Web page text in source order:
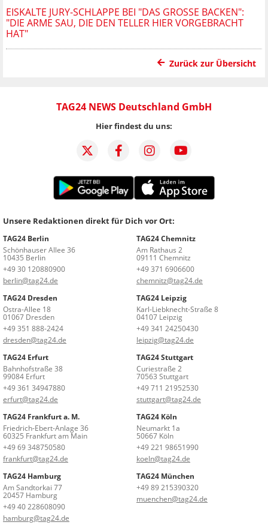
EISKALTE JURY-SCHLAPPE BEI "DAS GROSSE BACKEN": "
DIE ARME SAU, DIE DEN TELLER HIER VORGEBRACHT H
AT"
Zurück zur Übersicht
TAG24 NEWS Deutschland GmbH
Hier findest du uns:
Unsere Redaktionen direkt für Dich vor Ort:
TAG24 Berlin
Schönhauser Allee 36
10435 Berlin
+49 30 120880900
berlin@tag24.de
TAG24 Chemnitz
Am Rathaus 2
09111 Chemnitz
+49 371 6906600
chemnitz@tag24.de
TAG24 Dresden
Ostra-Allee 18
01067 Dresden
+49 351 888-2424
dresden@tag24.de
TAG24 Leipzig
Karl-Liebknecht-Straße 8
04107 Leipzig
+49 341 24250430
leipzig@tag24.de
TAG24 Erfurt
Bahnhofstraße 38
99084 Erfurt
+49 361 34947880
erfurt@tag24.de
TAG24 Stuttgart
Curiestraße 2
70563 Stuttgart
+49 711 21952530
stuttgart@tag24.de
TAG24 Frankfurt a. M.
Friedrich-Ebert-Anlage 36
60325 Frankfurt am Main
+49 69 348750580
frankfurt@tag24.de
TAG24 Köln
Neumarkt 1a
50667 Köln
+49 221 98651990
koeln@tag24.de
TAG24 Hamburg
Am Sandtorkai 77
20457 Hamburg
+49 40 228608090
hamburg@tag24.de
TAG24 München
+49 89 215390320
muenchen@tag24.de